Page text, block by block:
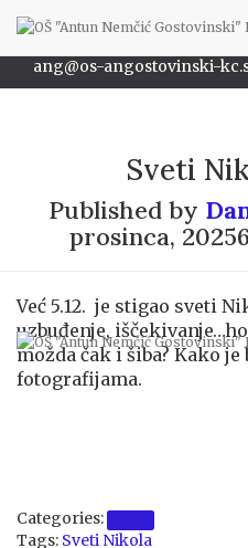
048/622-172
ang@os-angostovinski-
Sveti
Published by
prosinca, 2025
Već 5.12. je stigao sveti
uzbuđenje,
možda čak i šiba? Kako
fotografijama.
Categories:
Tags: Sveti Nikola